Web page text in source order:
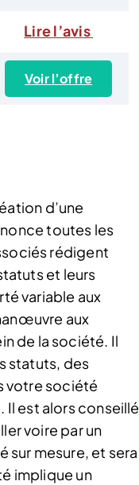
Lire l’avis
Voir l’offre
d’une
toutes les
rédigent
et leurs
variable aux
aux
de la société. Il
statuts, des
votre société
est alors conseillé
voire par un
sur mesure, et sera
implique un